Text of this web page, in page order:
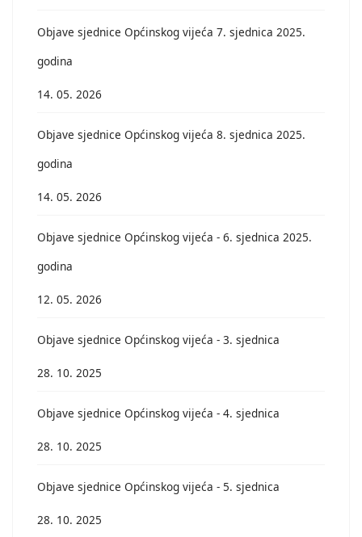
Objave sjednice Općinskog vijeća 7. sjednica 2025.
godina
14. 05. 2026
Objave sjednice Općinskog vijeća 8. sjednica 2025.
godina
14. 05. 2026
Objave sjednice Općinskog vijeća - 6. sjednica 2025.
godina
12. 05. 2026
Objave sjednice Općinskog vijeća - 3. sjednica
28. 10. 2025
Objave sjednice Općinskog vijeća - 4. sjednica
28. 10. 2025
Objave sjednice Općinskog vijeća - 5. sjednica
28. 10. 2025